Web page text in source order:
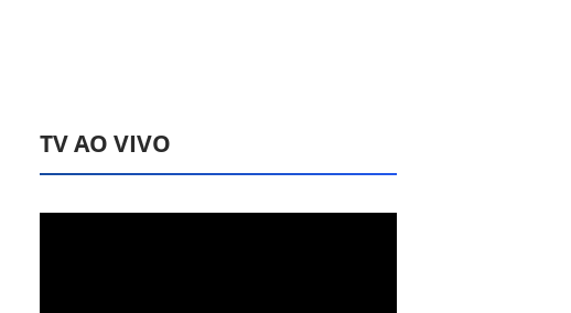
TV AO VIVO